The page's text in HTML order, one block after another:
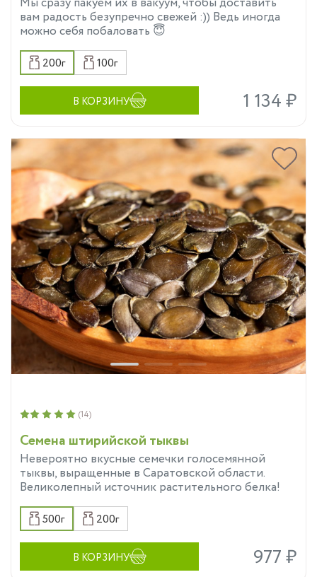
вам радость безупречно свежей :)) Ведь иногда
можно себя побаловать 😇
200г 100г
В КОРЗИНУ 1 134 ₽
Семена штирийской тыквы
Невероятно вкусные семечки голосемянной
тыквы, выращенные в Саратовской области.
Великолепный источник растительного белка!
(14)
500г 200г
В КОРЗИНУ 977 ₽